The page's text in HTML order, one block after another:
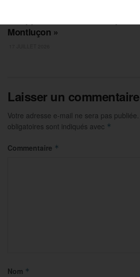
Montluçon »
Laisser un commentaire
Votre adresse e-mail ne sera pas publiée.
obligatoires sont indiqués avec *
Commentaire *
Nom *